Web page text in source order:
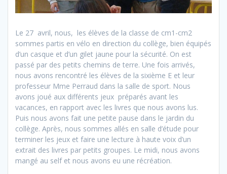
Le 27 avril, nous, les élèves de la classe de cm1-cm2
sommes partis en vélo en direction du collège, bien équipés
d’un casque et d’un gilet jaune pour la sécurité. On est
passé par des petits chemins de terre. Une fois arrivés,
nous avons rencontré les élèves de la sixième E et leur
professeur Mme Perraud dans la salle de sport. Nous
avons joué aux différents jeux préparés avant les
vacances, en rapport avec les livres que nous avons lus.
Puis nous avons fait une petite pause dans le jardin du
collège. Après, nous sommes allés en salle d’étude pour
terminer les jeux et faire une lecture à haute voix d’un
extrait des livres par petits groupes. Le midi, nous avons
mangé au self et nous avons eu une récréation.